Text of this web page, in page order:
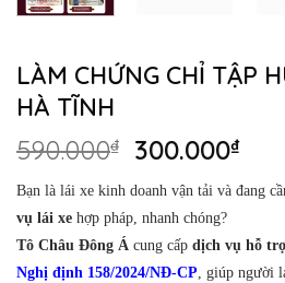
LÀM CHỨNG CHỈ TẬP
HÀ TĨNH
590.000₫
Giá
là:
590.000₫.
300.000₫Giá
hiện
tại
Bạn là lái xe kinh doanh vận tải và đang
vụ lái xe hợp pháp, nhanh chóng?
Tô Châu Đông Á cung cấp dịch vụ hỗ
Nghị định 158/2024/NĐ-CP, giúp người